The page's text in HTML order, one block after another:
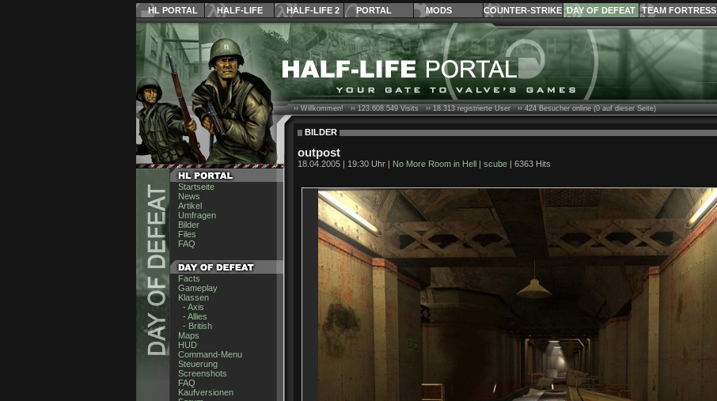
HL PORTAL HALF-LIFE HALF-LIFE 2 PORTAL MODS COUNTER-STRIKE DAY OF DEFEAT TEAM FORTRESS
Startseite
News
Artikel
Umfragen
Bilder
Files
FAQ
Facts
Gameplay
Klassen
- Axis
- Allies
- British
Maps
HUD
Command-Menu
Steuerung
Screenshots
FAQ
Kaufversionen
›› Willkommen! ››123.608.549Visits ››18.313registrierte User ››424Besucher online (0 auf dieser Seite)
BILDER
outpost
18.04.2005 | 19:30 Uhr | No More Room in Hell| scube| 6363 Hits